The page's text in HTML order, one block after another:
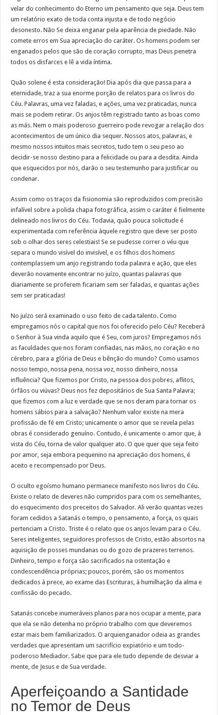
velar do conhecimento do Eterno um pensamento que seja. Deus tem
um relatório exato de toda conta injusta e de todo negócio
desonesto. Não Se deixa enganar pela aparência de piedade. Não
comete erros em Sua apreciação do caráter. Os homens podem ser
enganados pelos que são de coração corrupto, mas Deus penetra
todos os disfarces e lê a vida íntima.
Quão solene é esta consideração! Dia após dia que passa para a
eternidade, traz a sua enorme porção de relatos para os livros do
Céu. Palavras, uma vez faladas, e ações, uma vez praticadas, nunca
mais se podem retirar. Os anjos têm registrado tanto as boas como
as más. Nem o mais poderoso guerreiro pode revogar a relação dos
acontecimentos de um único dia sequer. Nossos atos, palavras, e
mesmo nossos intuitos mais secretos, tudo tem o seu peso ao
decidir-se nosso destino para a felicidade ou para a desdita. Ainda
que esquecidos por nós, darão o seu testemunho para justificar ou
condenar.
Assim como os traços da fisionomia são reproduzidos com precisão
infalível sobre a polida chapa fotográfica, assim o caráter é fielmente
delineado nos livros do Céu. Todavia, quão pouca solicitude é
experimentada com referência àquele registro que deve ser posto
sob o olhar dos seres celestiais! Se se pudesse correr o véu que
separa o mundo visível do invisível, e os filhos dos homens
contemplassem um anjo registrando toda palavra e ação, que eles
deverão novamente encontrar no juízo, quantas palavras que
diariamente se proferem ficariam sem ser faladas, e quantas ações
sem ser praticadas!
No juízo será examinado o uso feito de cada talento. Como
empregamos nós o capital que nos foi oferecido pelo Céu? Receberá
o Senhor à Sua vinda aquilo que é Seu, com juros? Empregamos nós
as faculdades que nos foram confiadas, nas mãos, no coração e no
cérebro, para a glória de Deus e bênção do mundo? Como usamos
nosso tempo, nossa pena, nossa voz, nosso dinheiro, nossa
influência? Que fizemos por Cristo, na pessoa dos pobres, aflitos,
órfãos ou viúvas? Deus nos fez depositários de Sua Santa Palavra;
que fizemos com a luz e verdade que se nos deram para tornar os
homens sábios para a salvação? Nenhum valor existe na mera
profissão de fé em Cristo; unicamente o amor que se revela pelas
obras é considerado genuíno. Contudo, é unicamente o amor que, à
vista do Céu, torna de valor qualquer ato. O que quer que seja feito
por amor, seja embora pequenino na apreciação dos homens, é
aceito e recompensado por Deus.
O oculto egoísmo humano permanece manifesto nos livros do Céu.
Existe o relato de deveres não cumpridos para com os semelhantes,
do esquecimento dos preceitos do Salvador. Ali verão quantas vezes
foram cedidos a Satanás o tempo, o pensamento, a força, os quais
pertenciam a Cristo. Triste é o relato que os anjos levam para o Céu.
Seres inteligentes, seguidores professos de Cristo, estão absortos na
aquisição de posses mundanas ou do gozo de prazeres terrenos.
Dinheiro, tempo e força são sacrificados na ostentação e
condescendência próprias; poucos, porém, são os momentos
dedicados à prece, ao exame das Escrituras, à humilhação da alma e
confissão do pecado.
Satanás concebe inumeráveis planos para nos ocupar a mente, para
que ela se não detenha no próprio trabalho com que deveremos
estar mais bem familiarizados. O arquienganador odeia as grandes
verdades que apresentam um sacrifício expiatório e um todo-
poderoso Mediador. Sabe que para ele tudo depende de desviar a
mente, de Jesus e de Sua verdade.
Aperfeiçoando a Santidade
no Temor de Deus